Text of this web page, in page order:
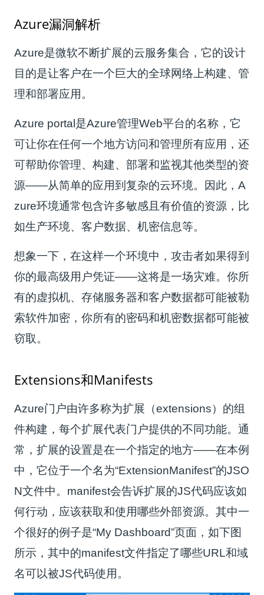
Azure漏洞解析
Azure是微软不断扩展的云服务集合，它的设计
目的是让客户在一个巨大的全球网络上构建、管
理和部署应用。
Azure portal是Azure管理Web平台的名称，它
可让你在任何一个地方访问和管理所有应用，还
可帮助你管理、构建、部署和监视其他类型的资
源——从简单的应用到复杂的云环境。因此，A
zure环境通常包含许多敏感且有价值的资源，比
如生产环境、客户数据、机密信息等。
想象一下，在这样一个环境中，攻击者如果得到
你的最高级用户凭证——这将是一场灾难。你所
有的虚拟机、存储服务器和客户数据都可能被勒
索软件加密，你所有的密码和机密数据都可能被
窃取。
Extensions和Manifests
Azure门户由许多称为扩展（extensions）的组
件构建，每个扩展代表门户提供的不同功能。通
常，扩展的设置是在一个指定的地方——在本例
中，它位于一个名为“ExtensionManifest”的JSO
N文件中。manifest会告诉扩展的JS代码应该如
何行动，应该获取和使用哪些外部资源。其中一
个很好的例子是“My Dashboard”页面，如下图
所示，其中的manifest文件指定了哪些URL和域
名可以被JS代码使用。